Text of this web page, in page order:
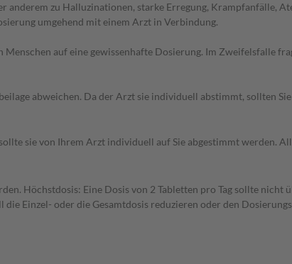
anderem zu Halluzinationen, starke Erregung, Krampfanfälle,
umgehend mit einem Arzt in Verbindung.
auf eine gewissenhafte Dosierung. Im Zweifelsfalle
abweichen. Da der Arzt sie individuell abstimmt, sollten
sie von Ihrem Arzt individuell auf Sie abgestimmt werden.
Höchstdosis: Eine Dosis von 2 Tabletten pro Tag sollte
Einzel- oder die Gesamtdosis reduzieren oder den